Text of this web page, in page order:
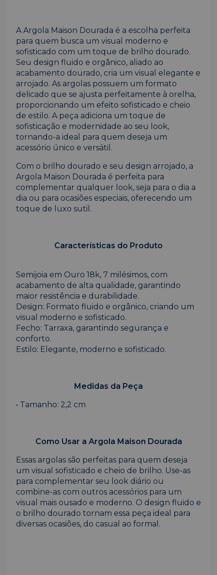
A Argola Maison Dourada é a escolha perfeita
para quem busca um visual moderno e
sofisticado com um toque de brilho dourado.
Seu design fluido e orgânico, aliado ao
acabamento dourado, cria um visual elegante e
arrojado. As argolas possuem um formato
delicado que se ajusta perfeitamente à orelha,
proporcionando um efeito sofisticado e cheio
de estilo. A peça adiciona um toque de
sofisticação e modernidade ao seu look,
tornando-a ideal para quem deseja um
acessório único e versátil.
Com o brilho dourado e seu design arrojado, a
Argola Maison Dourada é perfeita para
complementar qualquer look, seja para o dia a
dia ou para ocasiões especiais, oferecendo um
toque de luxo sutil.
Características do Produto
Semijoia em Ouro 18k, 7 milésimos, com
acabamento de alta qualidade, garantindo
maior resistência e durabilidade.
Design: Formato fluido e orgânico, criando um
visual moderno e sofisticado.
Fecho: Tarraxa, garantindo segurança e
conforto.
Estilo: Elegante, moderno e sofisticado.
Medidas da Peça
• Tamanho: 2,2 cm
Como Usar a Argola Maison Dourada
Essas argolas são perfeitas para quem deseja
um visual sofisticado e cheio de brilho. Use-as
para complementar seu look diário ou
combine-as com outros acessórios para um
visual mais ousado e moderno. O design fluido e
o brilho dourado tornam essa peça ideal para
diversas ocasiões, do casual ao formal.